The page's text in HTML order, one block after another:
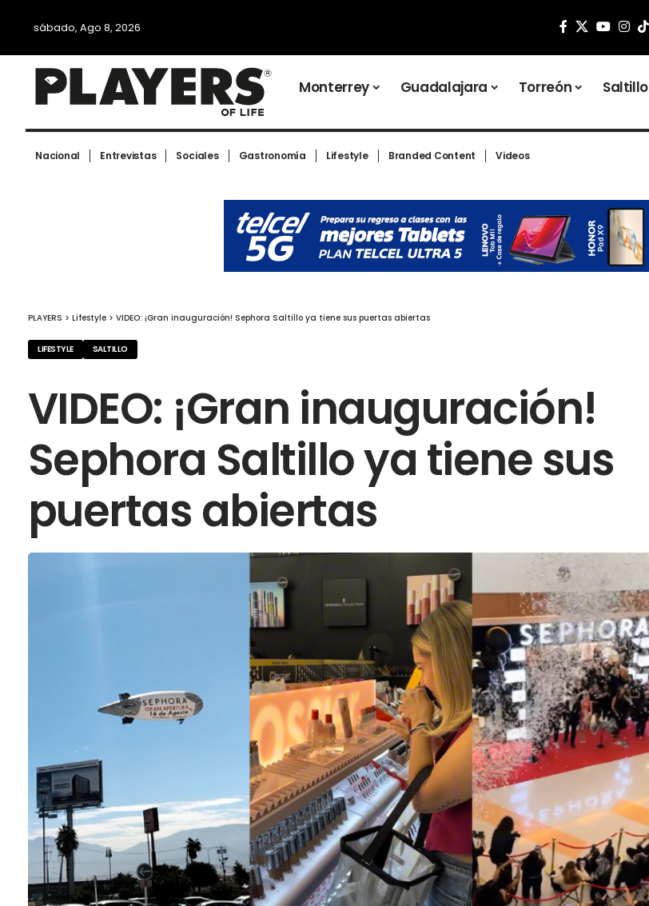
sábado, Ago 8, 2026
Monterrey Guadalajara Torreón Saltillo
Nacional Entrevistas Sociales Gastronomía Lifestyle Branded Content Videos
PLAYERS > Lifestyle > VIDEO: ¡Gran inauguración! Sephora Saltillo ya tiene sus puertas abiertas
LIFESTYLE SALTILLO
VIDEO: ¡Gran inauguración!
Sephora Saltillo ya tiene sus
puertas abiertas